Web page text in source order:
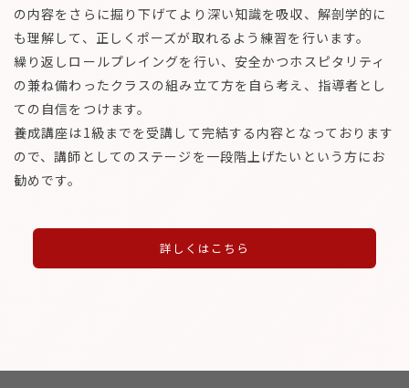
の内容をさらに掘り下げてより深い知識を吸収、解剖学的に
も理解して、正しくポーズが取れるよう練習を行います。
繰り返しロールプレイングを行い、安全かつホスピタリティ
の兼ね備わったクラスの組み立て方を自ら考え、指導者とし
ての自信をつけます。
養成講座は1級までを受講して完結する内容となっております
ので、講師としてのステージを一段階上げたいという方にお
勧めです。
詳しくはこちら